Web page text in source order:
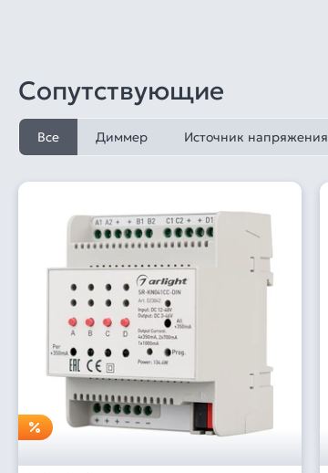
Сопутствующие
Все Диммер Источник напряжения